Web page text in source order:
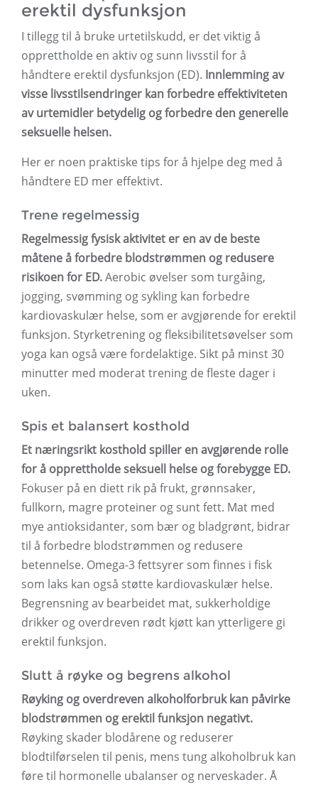
erektil dysfunksjon
I tillegg til å bruke urtetilskudd, er det viktig å
opprettholde en aktiv og sunn livsstil for å
håndtere erektil dysfunksjon (ED). Innlemming av
visse livsstilsendringer kan forbedre effektiviteten
av urtemidler betydelig og forbedre den generelle
seksuelle helsen.
Her er noen praktiske tips for å hjelpe deg med å
håndtere ED mer effektivt.
Trene regelmessig
Regelmessig fysisk aktivitet er en av de beste
måtene å forbedre blodstrømmen og redusere
risikoen for ED.Aerobic øvelser som turgåing,
jogging, svømming og sykling kan forbedre
kardiovaskulær helse, som er avgjørende for erektil
funksjon. Styrketrening og fleksibilitetsøvelser som
yoga kan også være fordelaktige. Sikt på minst 30
minutter med moderat trening de fleste dager i
uken.
Spis et balansert kosthold
Et næringsrikt kosthold spiller en avgjørende rolle
for å opprettholde seksuell helse og forebygge ED.
Fokuser på en diett rik på frukt, grønnsaker,
fullkorn, magre proteiner og sunt fett. Mat med
mye antioksidanter, som bær og bladgrønt, bidrar
til å forbedre blodstrømmen og redusere
betennelse. Omega-3 fettsyrer som finnes i fisk
som laks kan også støtte kardiovaskulær helse.
Begrensning av bearbeidet mat, sukkerholdige
drikker og overdreven rødt kjøtt kan ytterligere gi
erektil funksjon.
Slutt å røyke og begrens alkohol
Røyking og overdreven alkoholforbruk kan påvirke
blodstrømmen og erektil funksjon negativt.
Røyking skader blodårene og reduserer
blodtilførselen til penis, mens tung alkoholbruk kan
føre til hormonelle ubalanser og nerveskader. Å